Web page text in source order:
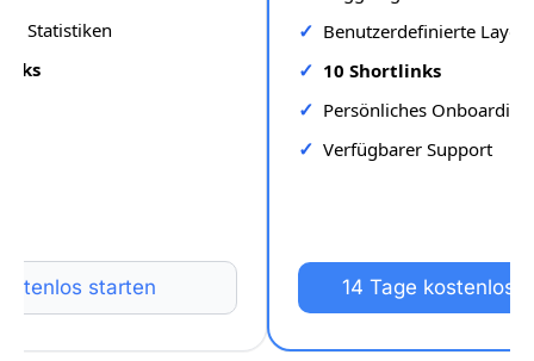
Statistiken
starten
Benutzerdefinierte
10 Shortlinks
Persönliches Onboarding
Verfügbarer Support
14 Tage kostenlos